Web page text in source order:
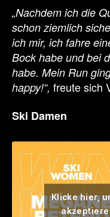
„Nachdem ich die
schon ziemlich
ich mir, ich fahre
Bock habe und bei
habe. Mein Run
happy!“, freute sich
Ski Damen
Klicke hier,